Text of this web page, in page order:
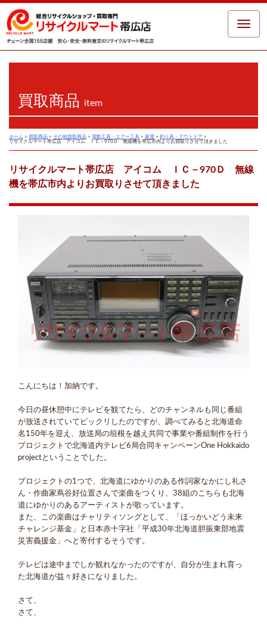
Toggle
買取商品 item
ホーム > 買取商品 > その他買取商品 > 電動工具・エアー工具 > 家電 > 釣り具・アウトドア >
リサイクルマート帯広店 アイコム ＩＣ－970Ｄ 無線機を帯広市内よりお買取りさせて頂きました
リサイクルマート帯広店 アイコム ＩＣ－970Ｄ 無線
機を帯広市内よりお買取りさせて頂きました
こんにちは！加納です。
今日の昼休憩中にテレビを観てたら、どのチャンネルも同じ番組
が放送されていてビックリしたのですが、調べてみると北海道命
名150年を迎え、放送局の垣根を越え共同で事業や番組制作を行う
プロジェクトで北海道内テレビ6局合同キャンペーンOne Hokkaido
projectということでした。
プロジェクトの1つで、北海道にゆかりのある作詞家なかにし礼さ
ん・作曲家蔦谷好位置さんで楽曲をつくり、38組のこちらも北海
道にゆかりのあるアーティストが歌っています。
また、この楽曲はチャリティソングとして、「ほっかいどう未来
チャレンジ基金」と日本赤十字社「平成30年北海道胆振東部地震
災害義援金」へと寄付するそうです。
テレビは途中までしか観れなかったのですが、自分が生まれ育っ
た北海道が益々好きになりました。
さて、
さて、